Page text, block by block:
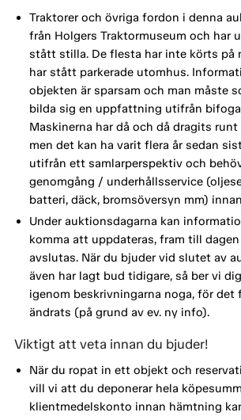
Traktorer och övriga fordon i denna
från Holgers Traktormuseum och har
stått stilla. De flesta har inte körts på
har stått parkerade utomhus.
objekten är sparsam och man måste
bilda sig en uppfattning utifrån
Maskinerna har då och då dragits
men det kan ha varit flera år sedan
utifrån ett samlarperspektiv och
genomgång / underhållsservice
batteri, däck, bromsöversyn mm)
Under auktionsdagarna kan
komma att uppdateras, fram till
avslutas. När du bjuder vid slutet av
även har lagt bud tidigare, så ber vi
igenom beskrivningarna noga, för
ändrats (på grund av ev. ny info).
Viktigt att veta innan du bjuder!
När du ropat in ett objekt och
vill vi att du deponerar hela
klientmedelskonto innan hämtning